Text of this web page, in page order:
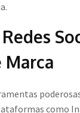
Marca
como